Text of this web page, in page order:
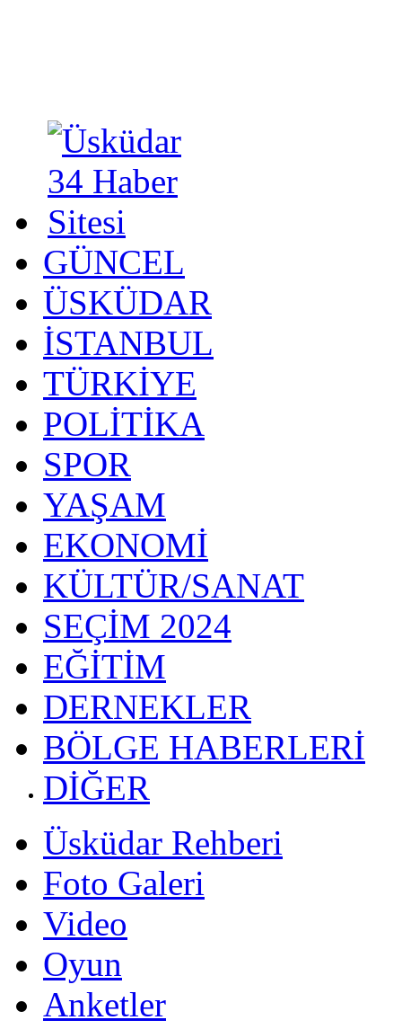
GÜNCEL
ÜSKÜDAR
İSTANBUL
TÜRKİYE
POLİTİKA
SPOR
YAŞAM
EKONOMİ
KÜLTÜR/SANAT
SEÇİM 2024
EĞİTİM
DERNEKLER
BÖLGE HABERLERİ
DİĞER
Üsküdar Rehberi
Foto Galeri
Video
Oyun
Anketler